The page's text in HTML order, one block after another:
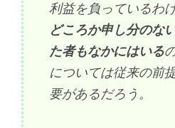
利益を負っているわ
どころか申し分のな
た者もなかにはいる
については従来の前
要があるだろう。